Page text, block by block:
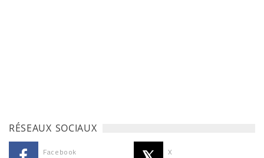
RÉSEAUX SOCIAUX
Facebook X